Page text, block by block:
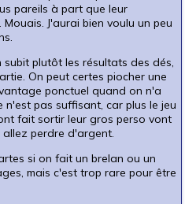
pareils à part que leur
J'aurai bien voulu un peu
plutôt les résultats des dés,
On peut certes piocher une
ponctuel quand on n'a
n'est pas suffisant, car plus le jeu
fait sortir leur gros perso vont
perdre d'argent.
si on fait un brelan ou un
mais c'est trop rare pour être